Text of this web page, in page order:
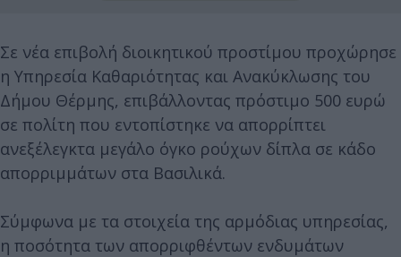
Σε νέα επιβολή διοικητικού προστίμου προχώρησε
η Υπηρεσία Καθαριότητας και Ανακύκλωσης του
Δήμου Θέρμης, επιβάλλοντας πρόστιμο 500 ευρώ
σε πολίτη που εντοπίστηκε να απορρίπτει
ανεξέλεγκτα μεγάλο όγκο ρούχων δίπλα σε κάδο
απορριμμάτων στα Βασιλικά.
Σύμφωνα με τα στοιχεία της αρμόδιας υπηρεσίας,
η ποσότητα των απορριφθέντων ενδυμάτων